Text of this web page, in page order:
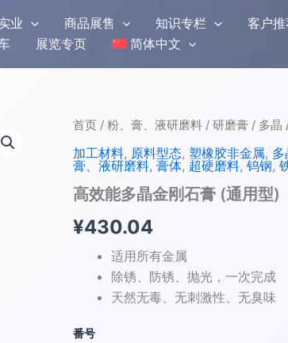
业 商品展售 知识专栏 客户
展览专页 简体中文
首页 / 粉、膏、液研磨料 / 研磨膏 / 多晶
加工材料, 原料型态, 塑橡胶非金属, 多
膏、液研磨料,膏体, 超硬磨料, 钨钢,
高效能多晶金刚石膏 (通用型)
¥430.04
适用所有金属
除锈、防锈、抛光，一次完成
天然无毒、无刺激性、无臭味
番号
高
能
多
晶
金
刚
石
量